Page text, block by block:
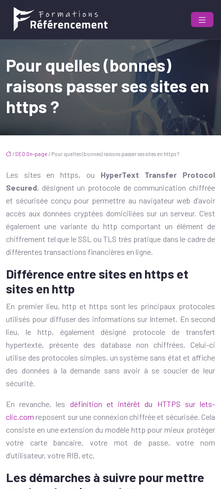
Pour quelles (bonnes)
raisons passer ses sites en
https ?
/SEO On-page/ Pour quelles (bonnes) raisons passer ses sites en https ?
Les sites en https, ou HyperText Transfer Protocol
Secured, désignent un protocole de communication chiffrée
et sécurisée conçu pour permettre au navigateur web d’avoir
accès aux données cryptées domiciliées sur un serveur. C’est
également une variante du http comportant un élément de
chiffrement tel que le SSL ou TLS très pratique dans le cadre de
différentes transactions financières en ligne.
Différence entre sites en https et
sites en http
En premier lieu, http et https sont les principaux protocoles
utilisés pour diffuser des informations sur Internet. En second
lieu, le http, également désigné protocole de transfert
hypertexte, présente des database non chiffrées. Celui-ci
utilise des protocoles simples, un système sans état et affiche
des données à la demande sans avoir à se soucier de leur
sécurité.
En revanche, les définition et intérêt du HTTPS sur lets-
clic.com reposent sur une connexion chiffrée et sécurisée. Cela
consiste en une extension du modèle http pour mieux protéger
votre carte bancaire, votre mot de passe, votre nom
d’utilisateur, votre RIB, etc.
Les démarches à suivre pour mettre